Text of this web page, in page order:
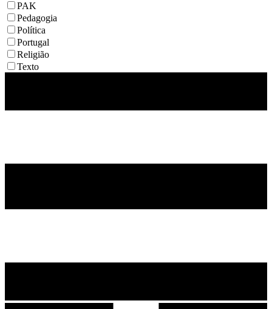
PAK
Pedagogia
Política
Portugal
Religião
Texto